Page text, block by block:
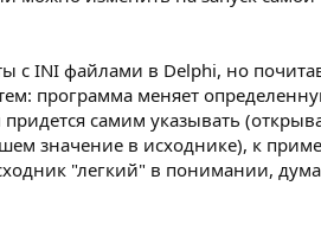
с INI файлами в Delphi, но
программа меняет
самим указывать
значение в исходнике), к
"легкий" в понимании,